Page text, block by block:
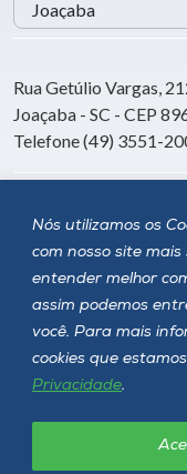
Nós utilizamos os
com nosso site
entender melhor
assim podemos
você. Para mais
cookies que
Privacidade.
Rua Getúlio Vargas,
Joaçaba - SC - CEP
Telefone (49) 3551-
Siga a
Política de privacidade